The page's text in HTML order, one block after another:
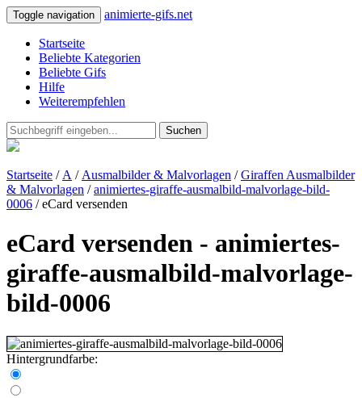
Toggle navigation animierte-gifs.net
Startseite
Beliebte Kategorien
Beliebte Gifs
Hilfe
Weiterempfehlen
Suchen
Startseite / A / Ausmalbilder & Malvorlagen /Giraffen Ausmalbilder
& Malvorlagen /animiertes-giraffe-ausmalbild-malvorlage-bild-
0006 / eCard versenden
eCard versenden - animiertes-
giraffe-ausmalbild-malvorlage-
bild-0006
Hintergrundfarbe: